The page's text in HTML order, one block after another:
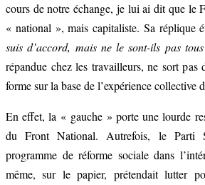
cours de notre échange, je lui ai dit que le
« national », mais capitaliste. Sa réplique
suis d’accord, mais ne le sont-ils pas
répandue chez les travailleurs, ne sort
forme sur la base de l’expérience collective
En effet, la « gauche » porte une lourde
du Front National. Autrefois, le Parti
programme de réforme sociale dans
même, sur le papier, prétendait lutter